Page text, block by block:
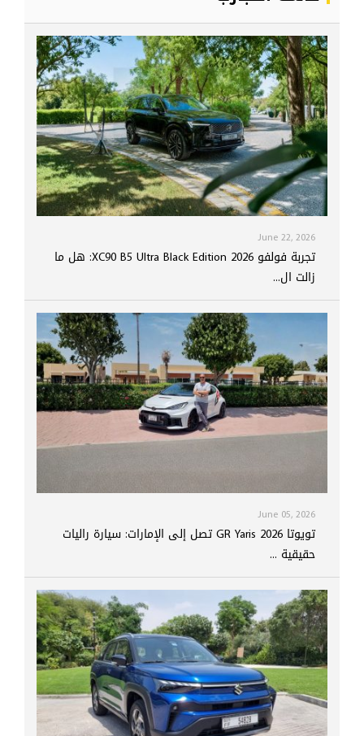
June 22, 2026
تجربة فولفو XC90 B5 Ultra Black Edition 2026: هل ما
زالت ال...
June 05, 2026
تويوتا GR Yaris 2026 تصل إلى الإمارات: سيارة راليات
حقيقية ...